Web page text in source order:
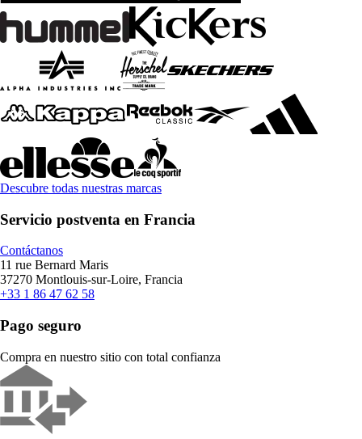
Descubre todas nuestras marcas
Servicio postventa en Francia
Contáctanos
11 rue Bernard Maris
37270 Montlouis-sur-Loire, Francia
+33 1 86 47 62 58
Pago seguro
Compra en nuestro sitio con total confianza